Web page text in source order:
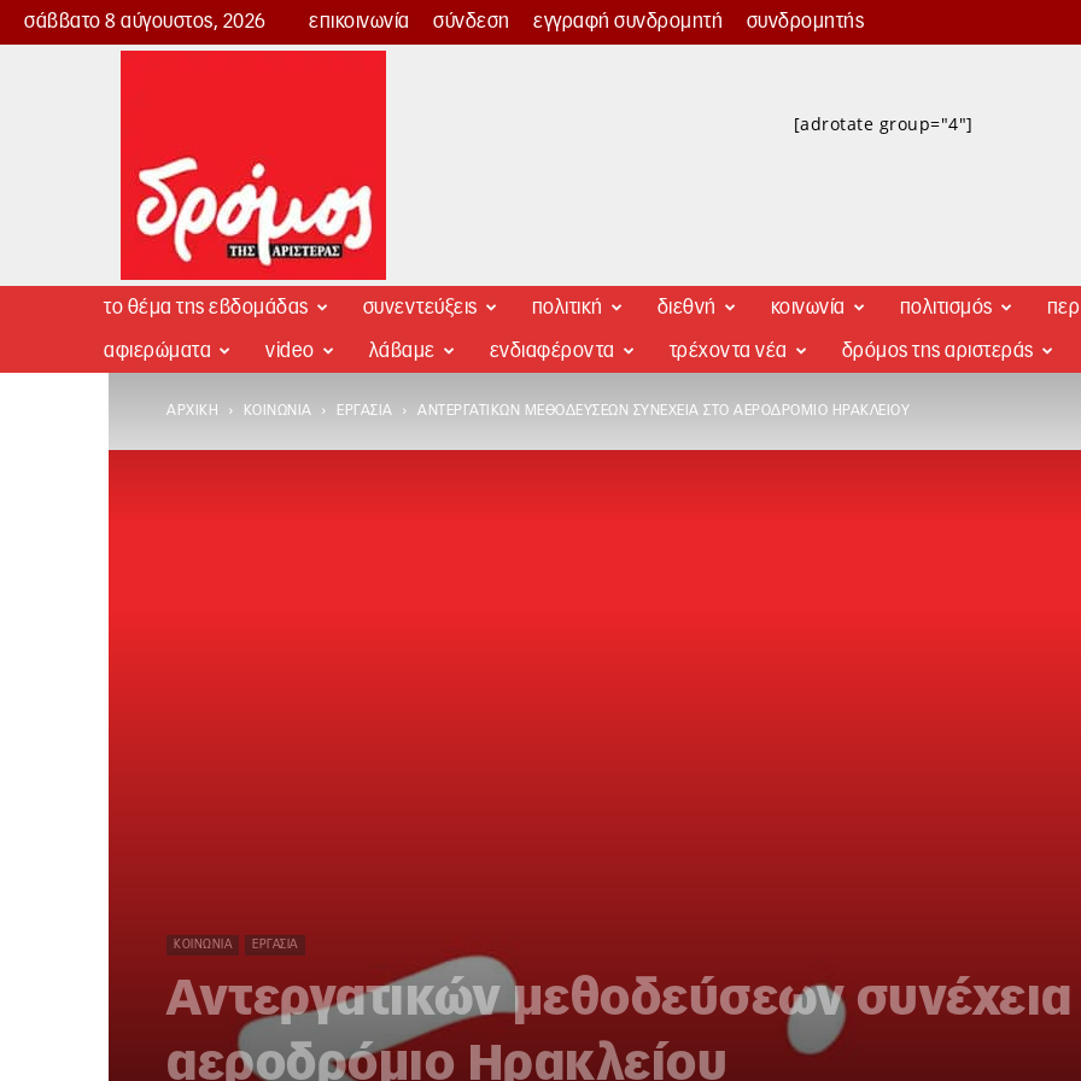
σάββατο 8 αύγουστος, 2026 επικοινωνία σύνδεση εγγραφή συνδρομητή συνδρομητής
Δρόμος
[adrotate group="4"]
το θέμα της εβδομάδας συνεντεύξεις πολιτική διεθνή κοινωνία πολιτισμός
αφιερώματα video λάβαμε ενδιαφέροντα τρέχοντα νέα δρόμος της αριστεράς
ΑΡΧΙΚΉ ΚΟΙΝΩΝΊΑ ΕΡΓΑΣΊΑ ΑΝΤΕΡΓΑΤΙΚΏΝ ΜΕΘΟΔΕΎΣΕΩΝ ΣΥΝΈΧΕΙΑ ΣΤΟ ΑΕΡΟΔΡΌΜΙΟ ΗΡΑΚΛΕΊΟΥ
ΚΟΙΝΩΝΊΑ ΕΡΓΑΣΊΑ
Αντεργατικών μεθοδεύσεων
αεροδρόμιο Ηρακλείου